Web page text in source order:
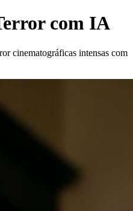
com IA
cinematográficas intensas com